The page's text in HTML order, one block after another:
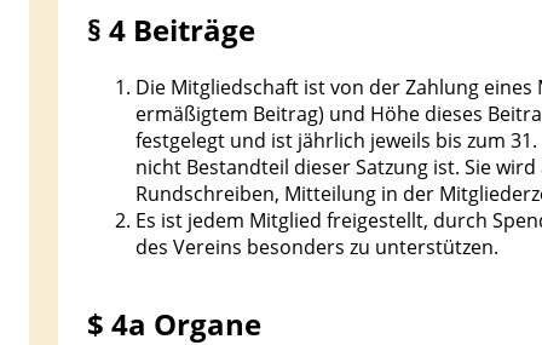
§ 4 Beiträge
Die Mitgliedschaft ist von der Zahlung
ermäßigtem Beitrag) und Höhe dieses
festgelegt und ist jährlich jeweils bis zum
nicht Bestandteil dieser Satzung ist. Sie
Rundschreiben, Mitteilung in der
Es ist jedem Mitglied freigestellt, durch
des Vereins besonders zu unterstützen.
$ 4a Organe